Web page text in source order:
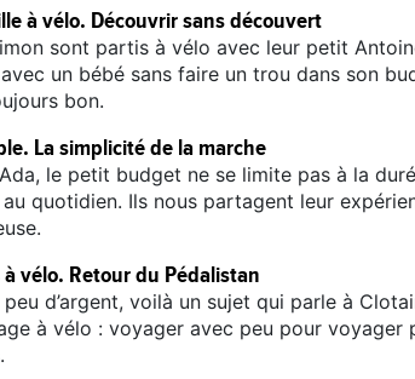
à vélo. Découvrir sans découvert
sont partis à vélo avec leur petit
un bébé sans faire un trou dans son
bon.
La simplicité de la marche
le petit budget ne se limite pas à la
au quotidien. Ils nous partagent leur
à vélo. Retour du Pédalistan
d’argent, voilà un sujet qui parle à
à vélo : voyager avec peu pour